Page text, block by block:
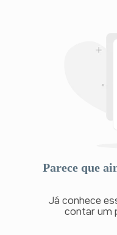
Parece que
Já conhece
contar um